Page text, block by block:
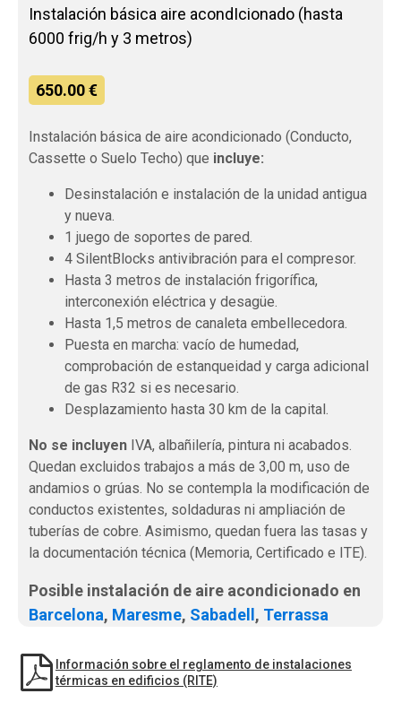
Instalación básica aire acondIcionado (hasta
6000 frig/h y 3 metros)
650.00 €
Instalación básica de aire acondicionado (Conducto,
Cassette o Suelo Techo) que incluye:
Desinstalación e instalación de la unidad antigua
y nueva.
1 juego de soportes de pared.
4 SilentBlocks antivibración para el compresor.
Hasta 3 metros de instalación frigorífica,
interconexión eléctrica y desagüe.
Hasta 1,5 metros de canaleta embellecedora.
Puesta en marcha: vacío de humedad,
comprobación de estanqueidad y carga adicional
de gas R32 si es necesario.
Desplazamiento hasta 30 km de la capital.
No se incluyen IVA, albañilería, pintura ni acabados.
Quedan excluidos trabajos a más de 3,00 m, uso de
andamios o grúas. No se contempla la modificación de
conductos existentes, soldaduras ni ampliación de
tuberías de cobre. Asimismo, quedan fuera las tasas y
la documentación técnica (Memoria, Certificado e ITE).
Posible instalación de aire acondicionado en
Barcelona, Maresme, Sabadell , Terrassa
Información sobre el reglamento de instalaciones
térmicas en edificios (RITE)